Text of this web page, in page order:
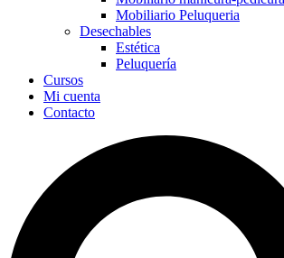
Mobiliario Peluqueria
Desechables
Estética
Peluquería
Cursos
Mi cuenta
Contacto